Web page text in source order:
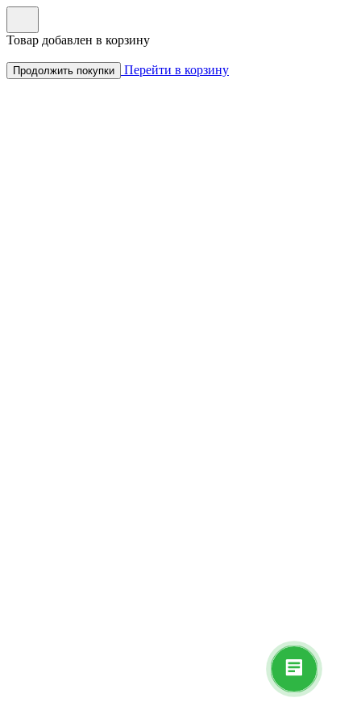
Товар добавлен в корзину
Продолжить покупки Перейти в корзину